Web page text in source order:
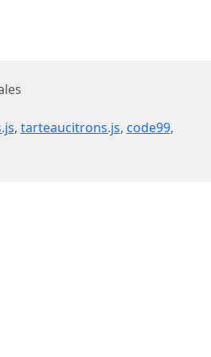
, tarteaucitrons.js, code99,